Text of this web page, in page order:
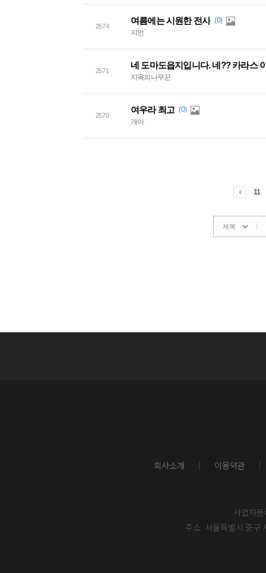
2574
여름에는 시원한 전사 (0)
지먼
2571
네 도마도읍지입니다. 네?? 카라스
지옥의나무꾼
2570
여우라 최고 (0)
개아
11
회사소개 이용약관
사업자
주소: 서울특별시 중구